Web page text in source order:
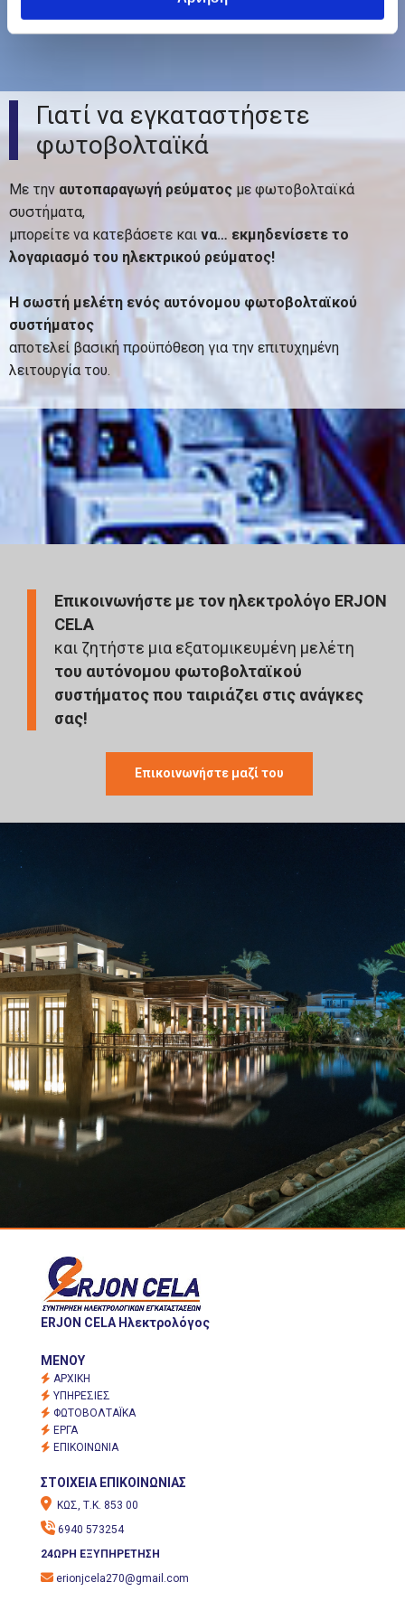
Γιατί να εγκαταστήσετε
φωτοβολταϊκά
Με την αυτοπαραγωγή ρεύματος με φωτοβολταϊκά
συστήματα,
μπορείτε να κατεβάσετε και να… εκμηδενίσετε το
λογαριασμό του ηλεκτρικού ρεύματος!
Η σωστή μελέτη ενός αυτόνομου φωτοβολταϊκού
συστήματος
αποτελεί βασική προϋπόθεση για την επιτυχημένη
λειτουργία του.
Επικοινωνήστε με τον ηλεκτρολόγο ERJON
CELA
και ζητήστε μια εξατομικευμένη μελέτη
του αυτόνομου φωτοβολταϊκού
συστήματος που ταιριάζει στις ανάγκες
σας!
Επικοινωνήστε μαζί του
ERJON CELA Ηλεκτρολόγος
MENOY
 ΑΡΧΙΚΗ
 ΥΠΗΡΕΣΙΕΣ
 ΦΩΤΟΒΟΛΤΑΪΚΑ
 ΕΡΓΑ
 ΕΠΙΚΟΙΝΩΝΙΑ
ΣΤΟΙΧΕΙΑ ΕΠΙΚΟΙΝΩΝΙΑΣ
 ΚΩΣ, Τ.Κ. 853 00
 6940 573254
24ΩΡΗ ΕΞΥΠΗΡΕΤΗΣΗ
 erionjcela270@gmail.com